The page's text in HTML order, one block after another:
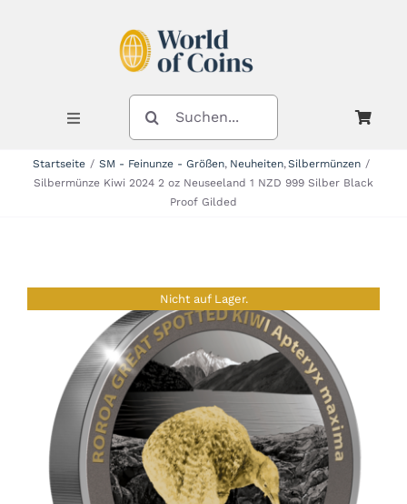
Toggle
Navigation
Neuheiten
Angebote
Über Uns
SUCHE
NACH:
Startseite SM - Feinunze - Größen Neuheiten Silbermünzen
Silbermünze Kiwi 2024 2 oz Neuseeland 1 NZD 999 Silber Black
Proof Gilded
Nicht auf Lager.